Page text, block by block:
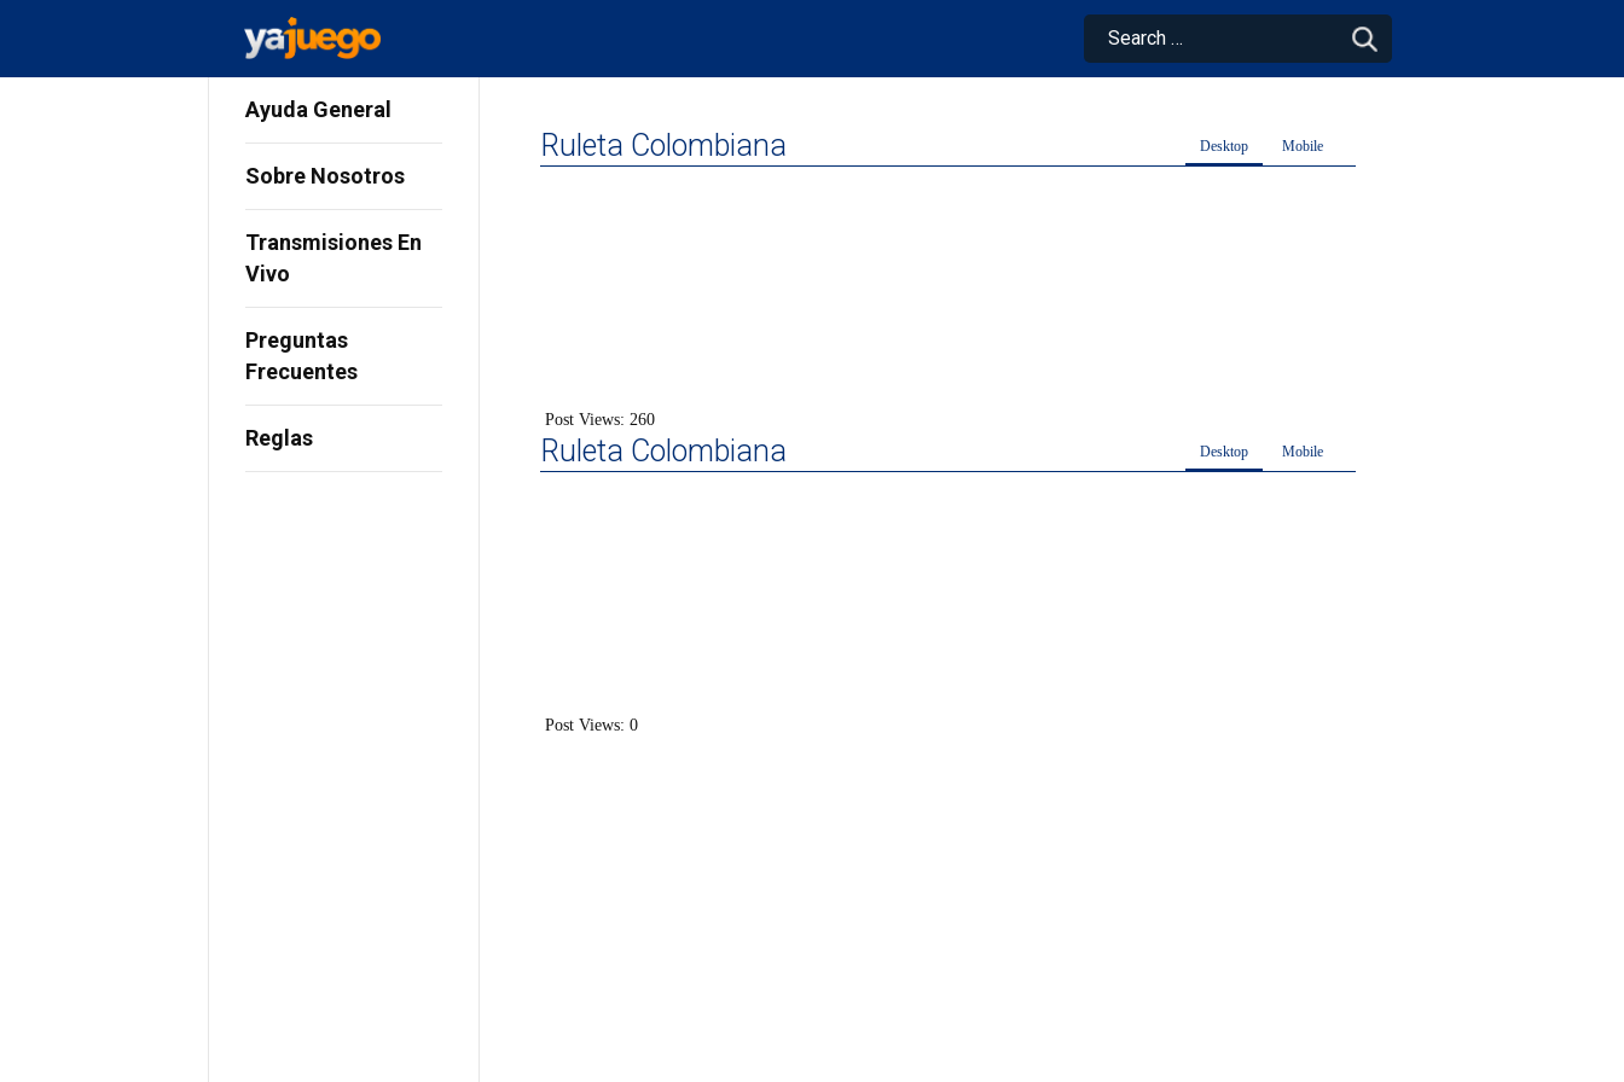
Ayuda General
Sobre Nosotros
Transmisiones En
Vivo
Preguntas
Frecuentes
Reglas
Ruleta Colombiana Desktop Mobile
Post Views: 260
Ruleta Colombiana Desktop Mobile
Post Views: 0